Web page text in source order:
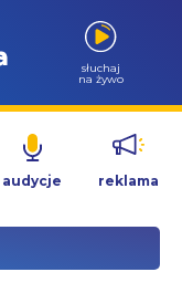
słuchaj
na żywo
audycje reklama